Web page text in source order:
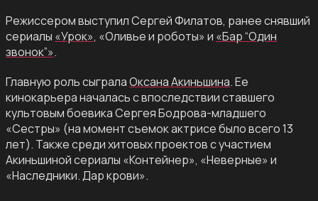
Режиссером выступил Сергей Филатов, ранее снявший
сериалы «Урок», «Оливье и роботы» и «Бар “Один
звонок”».
Главную роль сыгралаОксана Акиньшина. Ее
кинокарьера началась с впоследствии ставшего
культовым боевика Сергея Бодрова-младшего
«Сестры» (на момент съемок актрисе было всего 13
лет). Также среди хитовых проектов с участием
Акиньшиной сериалы «Контейнер», «Неверные» и
«Наследники. Дар крови».